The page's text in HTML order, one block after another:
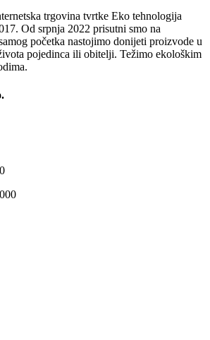
trgovina tvrtke Eko tehnologija
Od srpnja 2022 prisutni smo na
početka nastojimo donijeti proizvode u
pojedinca ili obitelji. Težimo ekološkim